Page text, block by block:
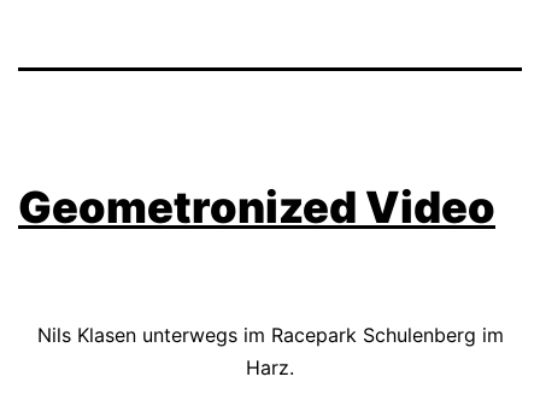
Geometronized Video
Nils Klasen unterwegs im Racepark Schulenberg im
Harz.